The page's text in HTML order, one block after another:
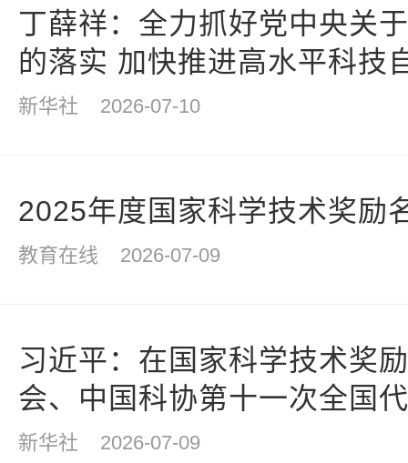
丁薛祥：全力抓好党中央关
的落实 加快推进高水平科技
新华社 2026-07-10
2025年度国家科学技术奖励
教育在线 2026-07-09
习近平：在国家科学技术奖
会、中国科协第十一次全国
新华社 2026-07-09